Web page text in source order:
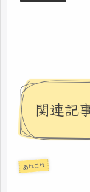
関連記
あれこれ